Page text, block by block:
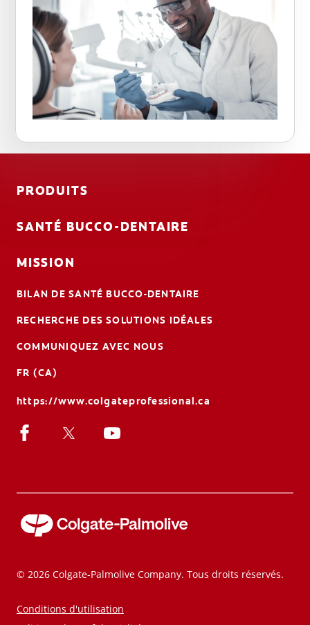
PRODUITS
SANTÉ BUCCO-DENTAIRE
MISSION
BILAN DE SANTÉ BUCCO-DENTAIRE
RECHERCHE DES SOLUTIONS IDÉALES
COMMUNIQUEZ AVEC NOUS
FR (CA)
https://www.colgateprofessional.ca
© 2026 Colgate-Palmolive Company. Tous droits réservés.
Conditions d'utilisation